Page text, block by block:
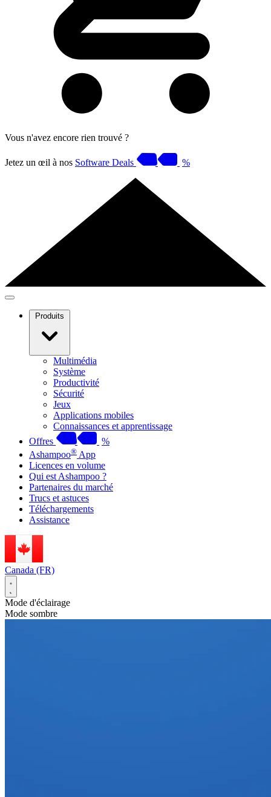
Vous n'avez encore rien trouvé ?
Jetez un œil à nos Software Deals %
Produits
Multimédia
Système
Productivité
Sécurité
Jeux
Applications mobiles
Connaissances et apprentissage
Offres
%
Ashampoo® App
Licences en volume
Qui est Ashampoo ?
Partenaires du marché
Trucs et astuces
Téléchargements
Assistance
Canada (FR)
Mode d'éclairage
Mode sombre